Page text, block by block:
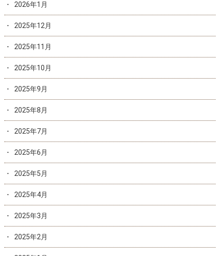
2026年1月
2025年12月
2025年11月
2025年10月
2025年9月
2025年8月
2025年7月
2025年6月
2025年5月
2025年4月
2025年3月
2025年2月